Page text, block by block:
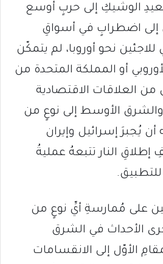
الوشيكِ إلى حربٍ أوسع
إلى اضطرابٍ في أسواقِ
نحو أوروبا، لم يتمكّن
أو المملكة المتحدة من
من العلاقات الاقتصادية
والشرق الأوسط إلى نوعٍ من
يُجبرَ إسرائيل وإيران
النار تتبعهُ عمليةُ
على مُمارسةِ أيِّ نوعٍ من
الأحداث في الشرق
الأوّل إلى الانقسامات